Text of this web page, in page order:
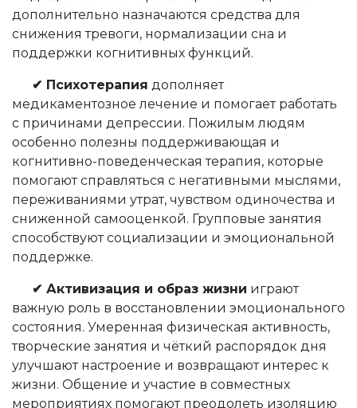
дополнительно назначаются средства для
снижения тревоги, нормализации сна и
поддержки когнитивных функций.
✔ Психотерапия дополняет
медикаментозное лечение и помогает работать
с причинами депрессии. Пожилым людям
особенно полезны поддерживающая и
когнитивно-поведенческая терапия, которые
помогают справляться с негативными мыслями,
переживаниями утрат, чувством одиночества и
сниженной самооценкой. Групповые занятия
способствуют социализации и эмоциональной
поддержке.
✔ Активизация и образ жизни играют
важную роль в восстановлении эмоционального
состояния. Умеренная физическая активность,
творческие занятия и чёткий распорядок дня
улучшают настроение и возвращают интерес к
жизни. Общение и участие в совместных
мероприятиях помогают преодолеть изоляцию